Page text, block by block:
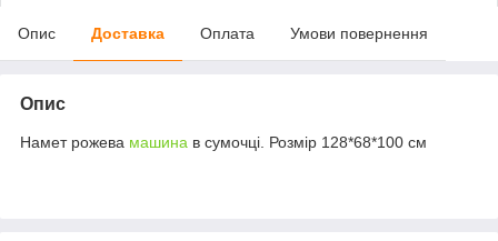
Опис Доставка Оплата Умови повернення
Опис
Намет рожева машина в сумочці. Розмір 128*68*100 см